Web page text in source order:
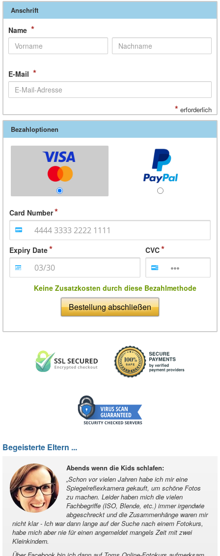
Anschrift
Name *
E-Mail *
* erforderlich
Bezahloptionen
Card Number
Expiry Date CVC
Keine Zusatzkosten durch diese Bezahlmethode
Bestellung abschließen
Begeisterte Eltern ...
Abends wenn die Kids schlafen:
„Schon vor vielen Jahren habe ich mir eine
Spiegelreflexkamera gekauft, um schöne Fotos
zu machen. Leider haben mich die vielen
Fachbegriffe (ISO, Blende, etc.) immer irgendwie
abgeschreckt und die Zusammenhänge waren mir
nicht klar - Ich war dann lange auf der Suche nach einem Fotokurs,
habe mich aber nie für einen angemeldet mangels Zeit mit zwei
Kleinkindern.